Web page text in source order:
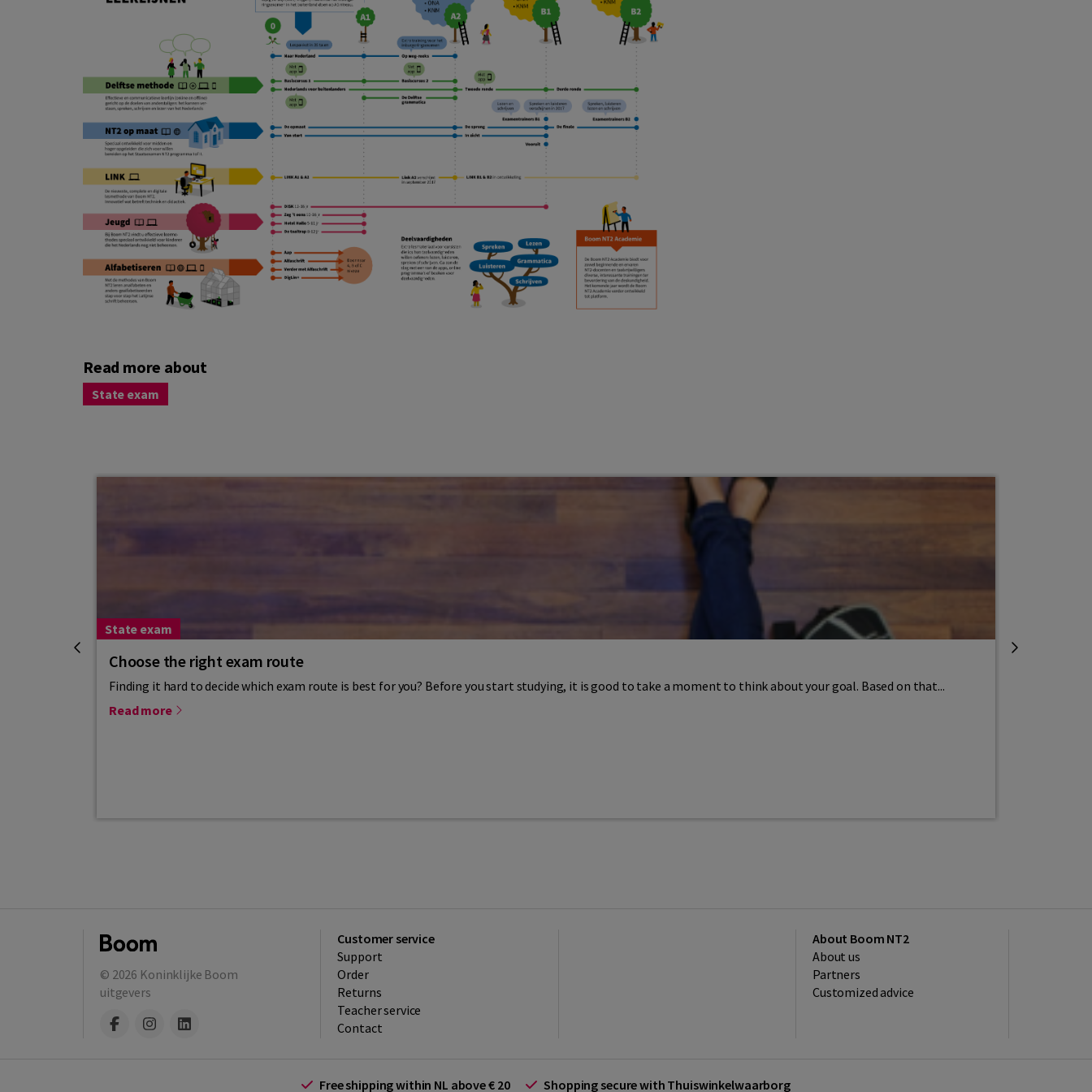
Read more about
State exam
State exam
Choose the right exam route
Finding it hard to decide which exam route is best for you? Before you start studying, it is good to take a moment to think about your goal. Based on that...
Read more
© 2026 Koninklijke Boom
uitgevers
Customer service
Support
Order
Returns
Teacher service
Contact
About Boom NT2
About us
Partners
Customized advice
Free shipping within NL above € 20 Shopping secure with Thuiswinkelwaarborg